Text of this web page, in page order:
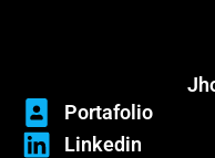
Portafolio
Linkedin